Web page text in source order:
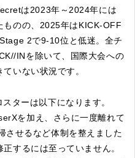
は2023年～2024年には
ものの、2025年はKICK-OFF
2で9-10位と低迷。全チ
INを除いて、国際大会への
いない状況です。
ターは以下になります。
を加え、さらに一度離れて
させるなど体制を整えました
するには至っていません。